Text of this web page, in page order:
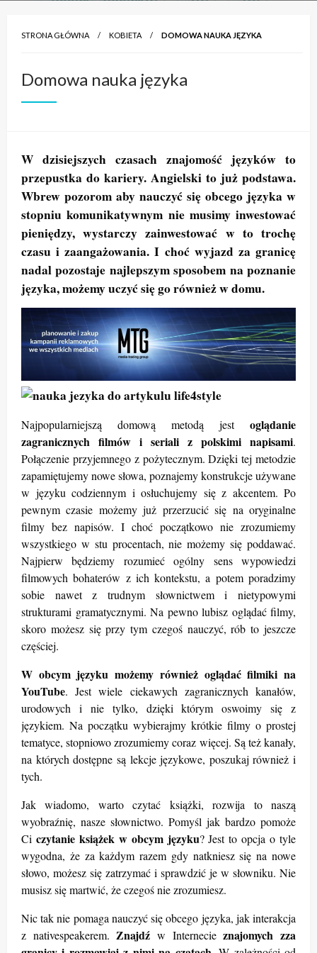
STRONA GŁÓWNA KOBIETA DOMOWA NAUKA JĘZYKA
Domowa nauka języka
W dzisiejszych czasach znajomość języków to
przepustka do kariery. Angielski to już podstawa.
Wbrew pozorom aby nauczyć się obcego języka w
stopniu komunikatywnym nie musimy inwestować
pieniędzy, wystarczy zainwestować w to trochę
czasu i zaangażowania. I choć wyjazd za granicę
nadal pozostaje najlepszym sposobem na poznanie
języka, możemy uczyć się go również w domu.
Najpopularniejszą domową metodą jest oglądanie
zagranicznych filmów i seriali z polskimi napisami.
Połączenie przyjemnego z pożytecznym. Dzięki tej metodzie
zapamiętujemy nowe słowa, poznajemy konstrukcje używane
w języku codziennym i osłuchujemy się z akcentem. Po
pewnym czasie możemy już przerzucić się na oryginalne
filmy bez napisów. I choć początkowo nie zrozumiemy
wszystkiego w stu procentach, nie możemy się poddawać.
Najpierw będziemy rozumieć ogólny sens wypowiedzi
filmowych bohaterów z ich kontekstu, a potem poradzimy
sobie nawet z trudnym słownictwem i nietypowymi
strukturami gramatycznymi. Na pewno lubisz oglądać filmy,
skoro możesz się przy tym czegoś nauczyć, rób to jeszcze
częściej.
W obcym języku możemy również oglądać filmiki na
YouTube. Jest wiele ciekawych zagranicznych kanałów,
urodowych i nie tylko, dzięki którym oswoimy się z
językiem. Na początku wybierajmy krótkie filmy o prostej
tematyce, stopniowo zrozumiemy coraz więcej. Są też kanały,
na których dostępne są lekcje językowe, poszukaj również i
tych.
Jak wiadomo, warto czytać książki, rozwija to naszą
wyobraźnię, nasze słownictwo. Pomyśl jak bardzo pomoże
Ci czytanie książek w obcym języku? Jest to opcja o tyle
wygodna, że za każdym razem gdy natkniesz się na nowe
słowo, możesz się zatrzymać i sprawdzić je w słowniku. Nie
musisz się martwić, że czegoś nie zrozumiesz.
Nic tak nie pomaga nauczyć się obcego języka, jak interakcja
z nativespeakerem. Znajdź w Internecieznajomych zza